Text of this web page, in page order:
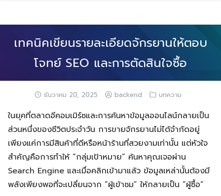
เทคนิคเขียนรายละเอียดจักรยานให้ตอบ
โจทย์ SEO และการตัดสินใจซื้อ
ธันวาคม 20, 2025 backend บทความ
ในยุคที่ตลาดอีคอมเมิร์ซและการค้นหาข้อมูลออนไลน์กลายเป็น
ส่วนหนึ่งของชีวิตประจำวัน การขายจักรยานไม่ได้จำกัดอยู่
เพียงแค่การมีสินค้าที่ดีหรือหน้าร้านที่สวยงามเท่านั้น แต่หัวใจ
สำคัญคือการทำให้ “กลุ่มเป้าหมาย” ค้นหาคุณเจอผ่าน
Search Engine และเมื่อคลิกเข้ามาแล้ว ข้อมูลเหล่านั้นต้องมี
พลังเพียงพอที่จะเปลี่ยนจาก “ผู้เข้าชม” ให้กลายเป็น “ผู้ซื้อ”